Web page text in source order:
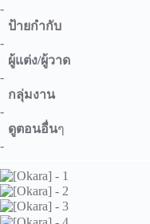
-
ป้ายกำกับ
-
ผู้แต่ง/ผู้วาด
-
กลุ่มงาน
-
ดูตอนอื่นๆ
-